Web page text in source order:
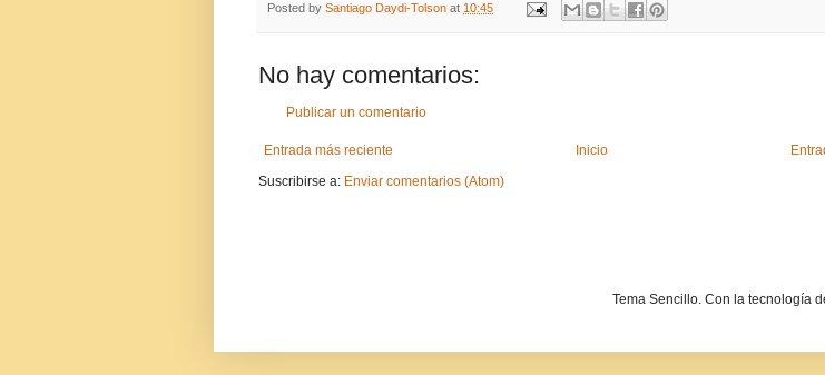
Posted by Santiago Daydi-Tolson at 10:45
No hay comentarios:
Publicar un comentario
Entrada más reciente
Inicio
Suscribirse a: Enviar comentarios (Atom)
Tema Sencillo. Con la tecnología